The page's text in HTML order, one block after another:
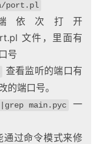
port.pl
依次打开
文件，里面有
号
查看监听的端口有
的端口号。
main.pyc
一
过命令模式来修